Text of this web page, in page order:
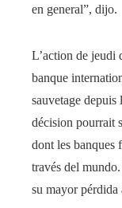
en general”, dijo.
L’action de jeudi
banque
sauvetage depuis
décision pourrait
dont les banques
través del
su mayor pérdida